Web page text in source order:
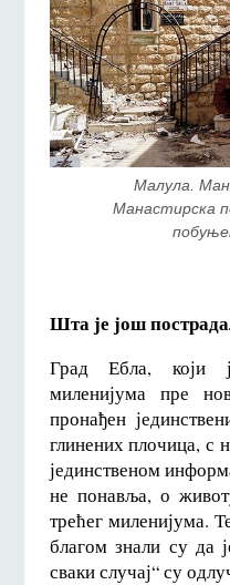
Малула.
Манастирска
Шта је још
Град Ебла, који
миленијума пре
пронађен
глинених плочица, с
јединственом
не понавља, о
трећег миленијума.
благом знали су да
сваки случај“ су